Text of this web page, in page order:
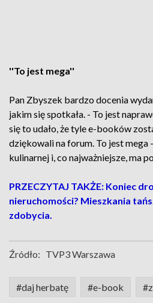
''To jest mega''
Pan Zbyszek bardzo docenia
jakim się spotkała. - To jest
się to udało, że tyle e-booków
dziękowali na forum. To jest mega
kulinarnej i, co najważniejsze, ma
PRZECZYTAJ TAKŻE: Koniec
nieruchomości? Mieszkania
zdobycia.
Źródło: TVP3 Warszawa
#daj herbatę #e-book